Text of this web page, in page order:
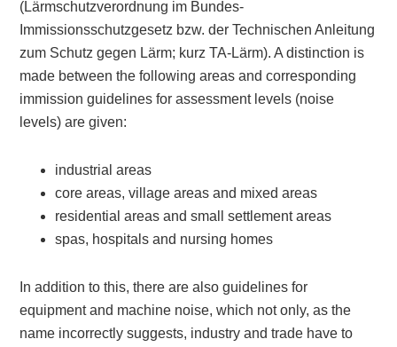
(Lärmschutzverordnung im Bundes-
Immissionsschutzgesetz bzw. der Technischen Anleitung
zum Schutz gegen Lärm; kurz TA-Lärm). A distinction is
made between the following areas and corresponding
immission guidelines for assessment levels (noise
levels) are given:
industrial areas
core areas, village areas and mixed areas
residential areas and small settlement areas
spas, hospitals and nursing homes
In addition to this, there are also guidelines for
equipment and machine noise, which not only, as the
name incorrectly suggests, industry and trade have to